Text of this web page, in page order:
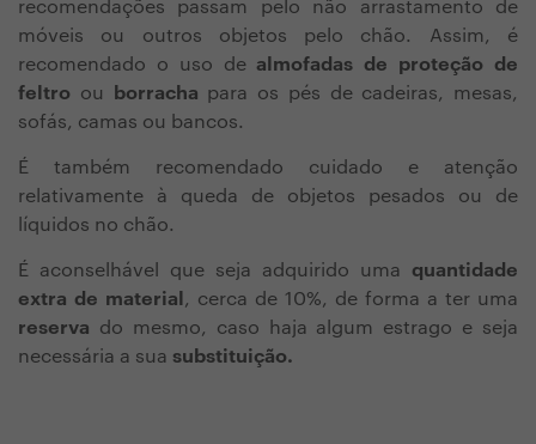
recomendações passam pelo não arrastamento de
móveis ou outros objetos pelo chão. Assim, é
recomendado o uso de almofadas de proteção de
feltro ou borracha para os pés de cadeiras, mesas,
sofás, camas ou bancos.
É também recomendado cuidado e atenção
relativamente à queda de objetos pesados ou de
líquidos no chão.
É aconselhável que seja adquirido uma quantidade
extra de material , cerca de 10%, de forma a ter uma
reserva do mesmo, caso haja algum estrago e seja
necessária a sua substituição.